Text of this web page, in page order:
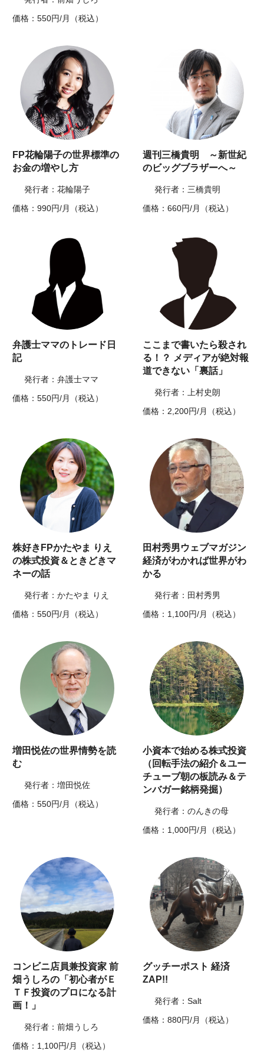
価格：550円/月（税込）
FP花輪陽子の世界標準の
お金の増やし方
発行者：花輪陽子
価格：990円/月（税込）
週刊三橋貴明 ～新世紀
のビッグブラザーへ～
発行者：三橋貴明
価格：660円/月（税込）
弁護士ママのトレード日
記
発行者：弁護士ママ
価格：550円/月（税込）
ここまで書いたら殺され
る！？ メディアが絶対報
道できない「裏話」
発行者：上村史朗
価格：2,200円/月（税込）
株好きFPかたやま りえ
の株式投資＆ときどきマ
ネーの話
発行者：かたやま りえ
価格：550円/月（税込）
田村秀男ウェブマガジン
経済がわかれば世界がわ
かる
発行者：田村秀男
価格：1,100円/月（税込）
増田悦佐の世界情勢を読
む
発行者：増田悦佐
価格：550円/月（税込）
小資本で始める株式投資
（回転手法の紹介＆ユー
チューブ朝の板読み＆テ
ンバガー銘柄発掘）
発行者：のんきの母
価格：1,000円/月（税込）
コンビニ店員兼投資家 前
畑うしろの「初心者がＥ
ＴＦ投資のプロになる計
画！」
発行者：前畑うしろ
価格：1,100円/月（税込）
グッチーポスト 経済
ZAP!!
発行者：Salt
価格：880円/月（税込）